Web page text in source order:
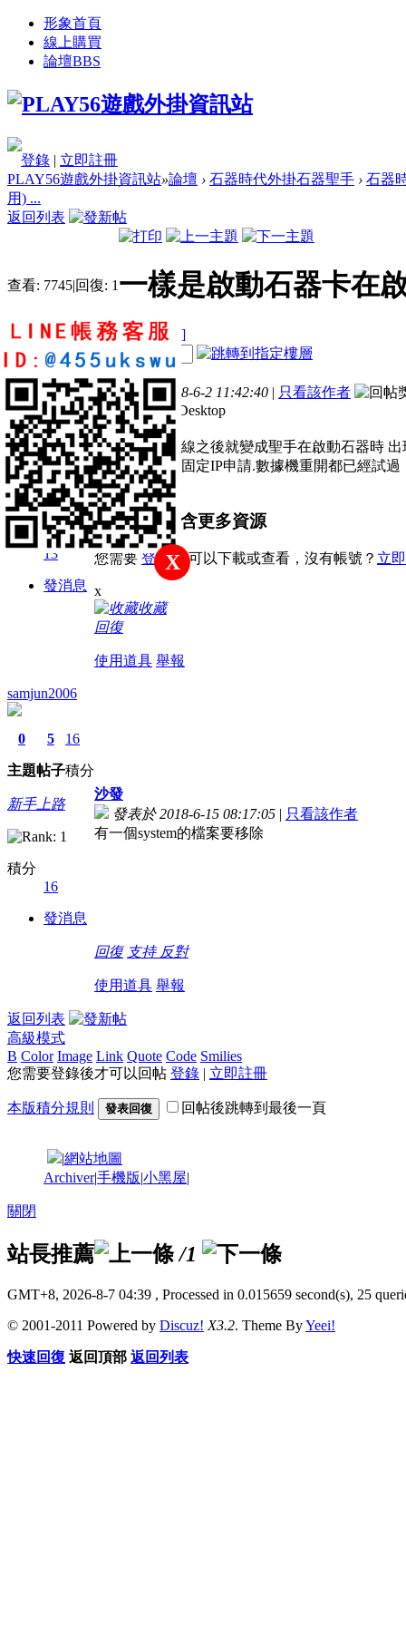
形象首頁
線上購買
論壇BBS
登錄 | 立即註冊
PLAY56遊戲外掛資訊站»論壇 › 石器時代外掛石器聖手 › 石器
用) ...
返回列表
查看: 7745|回復: 1 一樣是啟動石器卡在
[複製鏈接]
tom40109
1
主題
1
帖子
13
積分
新手上路
積分
13
發消息
電梯直達
樓主
發表於 2018-6-2 11:42:40 | 只看該作者
C:\Users\Tom\Desktop
你好 如題
今天主帳號斷線之後就變成聖手在啟動石器時
但是論壇上的固定IP申請.數據機重開都已經試過
本帖子中包含更多資源
您需要 登錄才可以下載或查看，沒有帳號？ 立
x
收藏
回復
使用道具 舉報
samjun2006
0
主題
5
帖子
16
積分
新手上路
積分
16
發消息
沙發
發表於 2018-6-15 08:17:05 | 只看該作者
有一個system的檔案要移除
回復 支持 反對
使用道具 舉報
返回列表
高級模式
B Color Image Link Quote Code Smilies
您需要登錄後才可以回帖 登錄 | 立即註冊
本版積分規則 發表回復 回帖後跳轉到最後一頁
X
|網站地圖
Archiver|手機版|小黑屋|
關閉
站長推薦 /1
GMT+8, 2026-8-7 04:39 , Processed in 0.015659 second(s), 25
© 2001-2011 Powered by Discuz! X3.2. Theme ByYeei!
快速回復 返回頂部 返回列表